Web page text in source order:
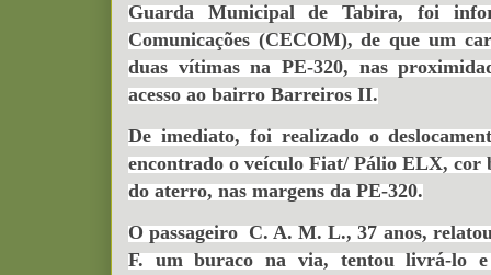
Guarda Municipal de Tabira, foi
Comunicações (CECOM), de que um
duas vítimas na PE-320, nas
acesso ao bairro Barreiros II.
De imediato, foi realizado o
encontrado o veículo Fiat/ Pálio ELX, cor
do aterro, nas margens da PE-320.
O passageiro C. A. M. L., 37 anos,
F. um buraco na via, tentou livrá-lo